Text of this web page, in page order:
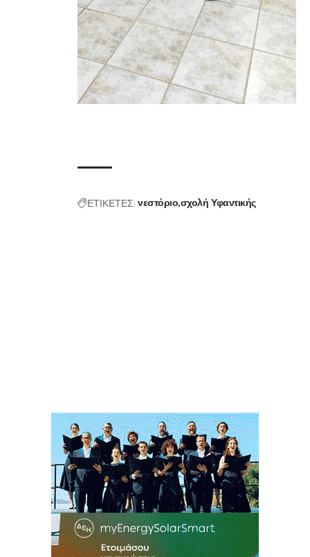
ΕΤΙΚΕΤΕΣ: νεστόριο σχολή Υφαντικής